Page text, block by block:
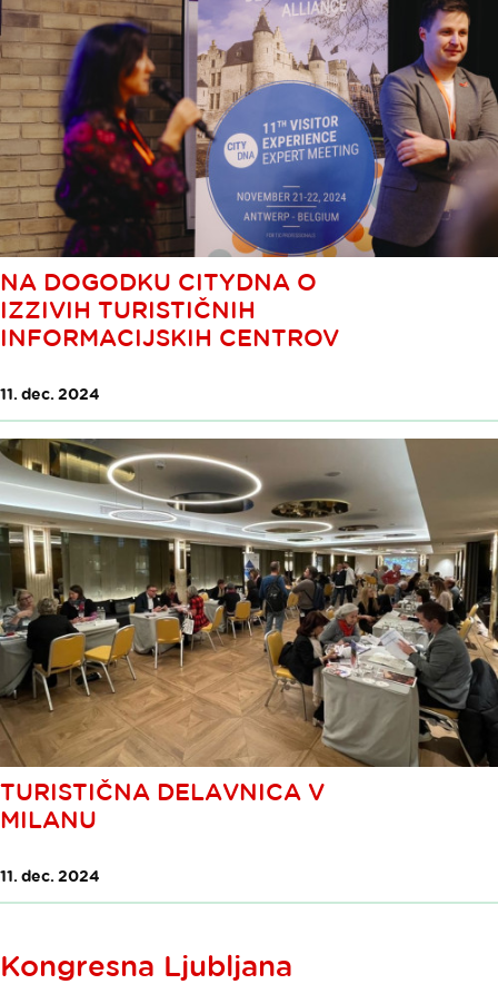
NA DOGODKU CITYDNA O
IZZIVIH TURISTIČNIH
INFORMACIJSKIH CENTROV
11. dec. 2024
TURISTIČNA DELAVNICA V
MILANU
11. dec. 2024
Kongresna Ljubljana